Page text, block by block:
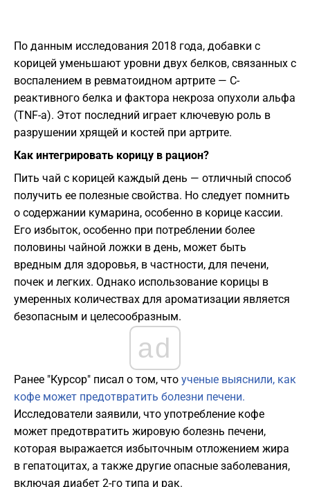
По данным исследования 2018 года, добавки с
корицей уменьшают уровни двух белков, связанных с
воспалением в ревматоидном артрите — С-
реактивного белка и фактора некроза опухоли альфа
(TNF-a). Этот последний играет ключевую роль в
разрушении хрящей и костей при артрите.
Как интегрировать корицу в рацион?
Пить чай с корицей каждый день — отличный способ
получить ее полезные свойства. Но следует помнить
о содержании кумарина, особенно в корице кассии.
Его избыток, особенно при потреблении более
половины чайной ложки в день, может быть
вредным для здоровья, в частности, для печени,
почек и легких. Однако использование корицы в
умеренных количествах для ароматизации является
безопасным и целесообразным.
ad
Ранее "Курсор" писал о том, что ученые выяснили, как
кофе может предотвратить болезни печени.
Исследователи заявили, что употребление кофе
может предотвратить жировую болезнь печени,
которая выражается избыточным отложением жира
в гепатоцитах, а также другие опасные заболевания,
включая диабет 2-го типа и рак.